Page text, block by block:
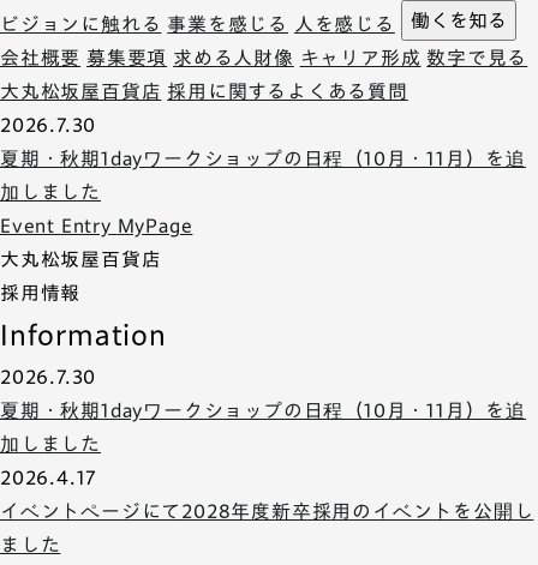
ビジョンに触れる 事業を感じる 人を感じる
働くを知る
会社概要 募集要項 求める人財像 キャリア形成 数字で見る
大丸松坂屋百貨店 採用に関するよくある質問
2026.7.30
夏期・秋期1dayワークショップの日程（10月・11月）を追
加しました
Event Entry MyPage
大丸松坂屋百貨店
採用情報
Information
2026.7.30
夏期・秋期1dayワークショップの日程（10月・11月）を追
加しました
2026.4.17
イベントページにて2028年度新卒採用のイベントを公開し
ました